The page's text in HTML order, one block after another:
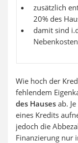
zusätzlich
20% des
damit sind
Wie hoch der
fehlendem
des Hauses ab.
eines Kredits
jedoch die
Finanzierung nur